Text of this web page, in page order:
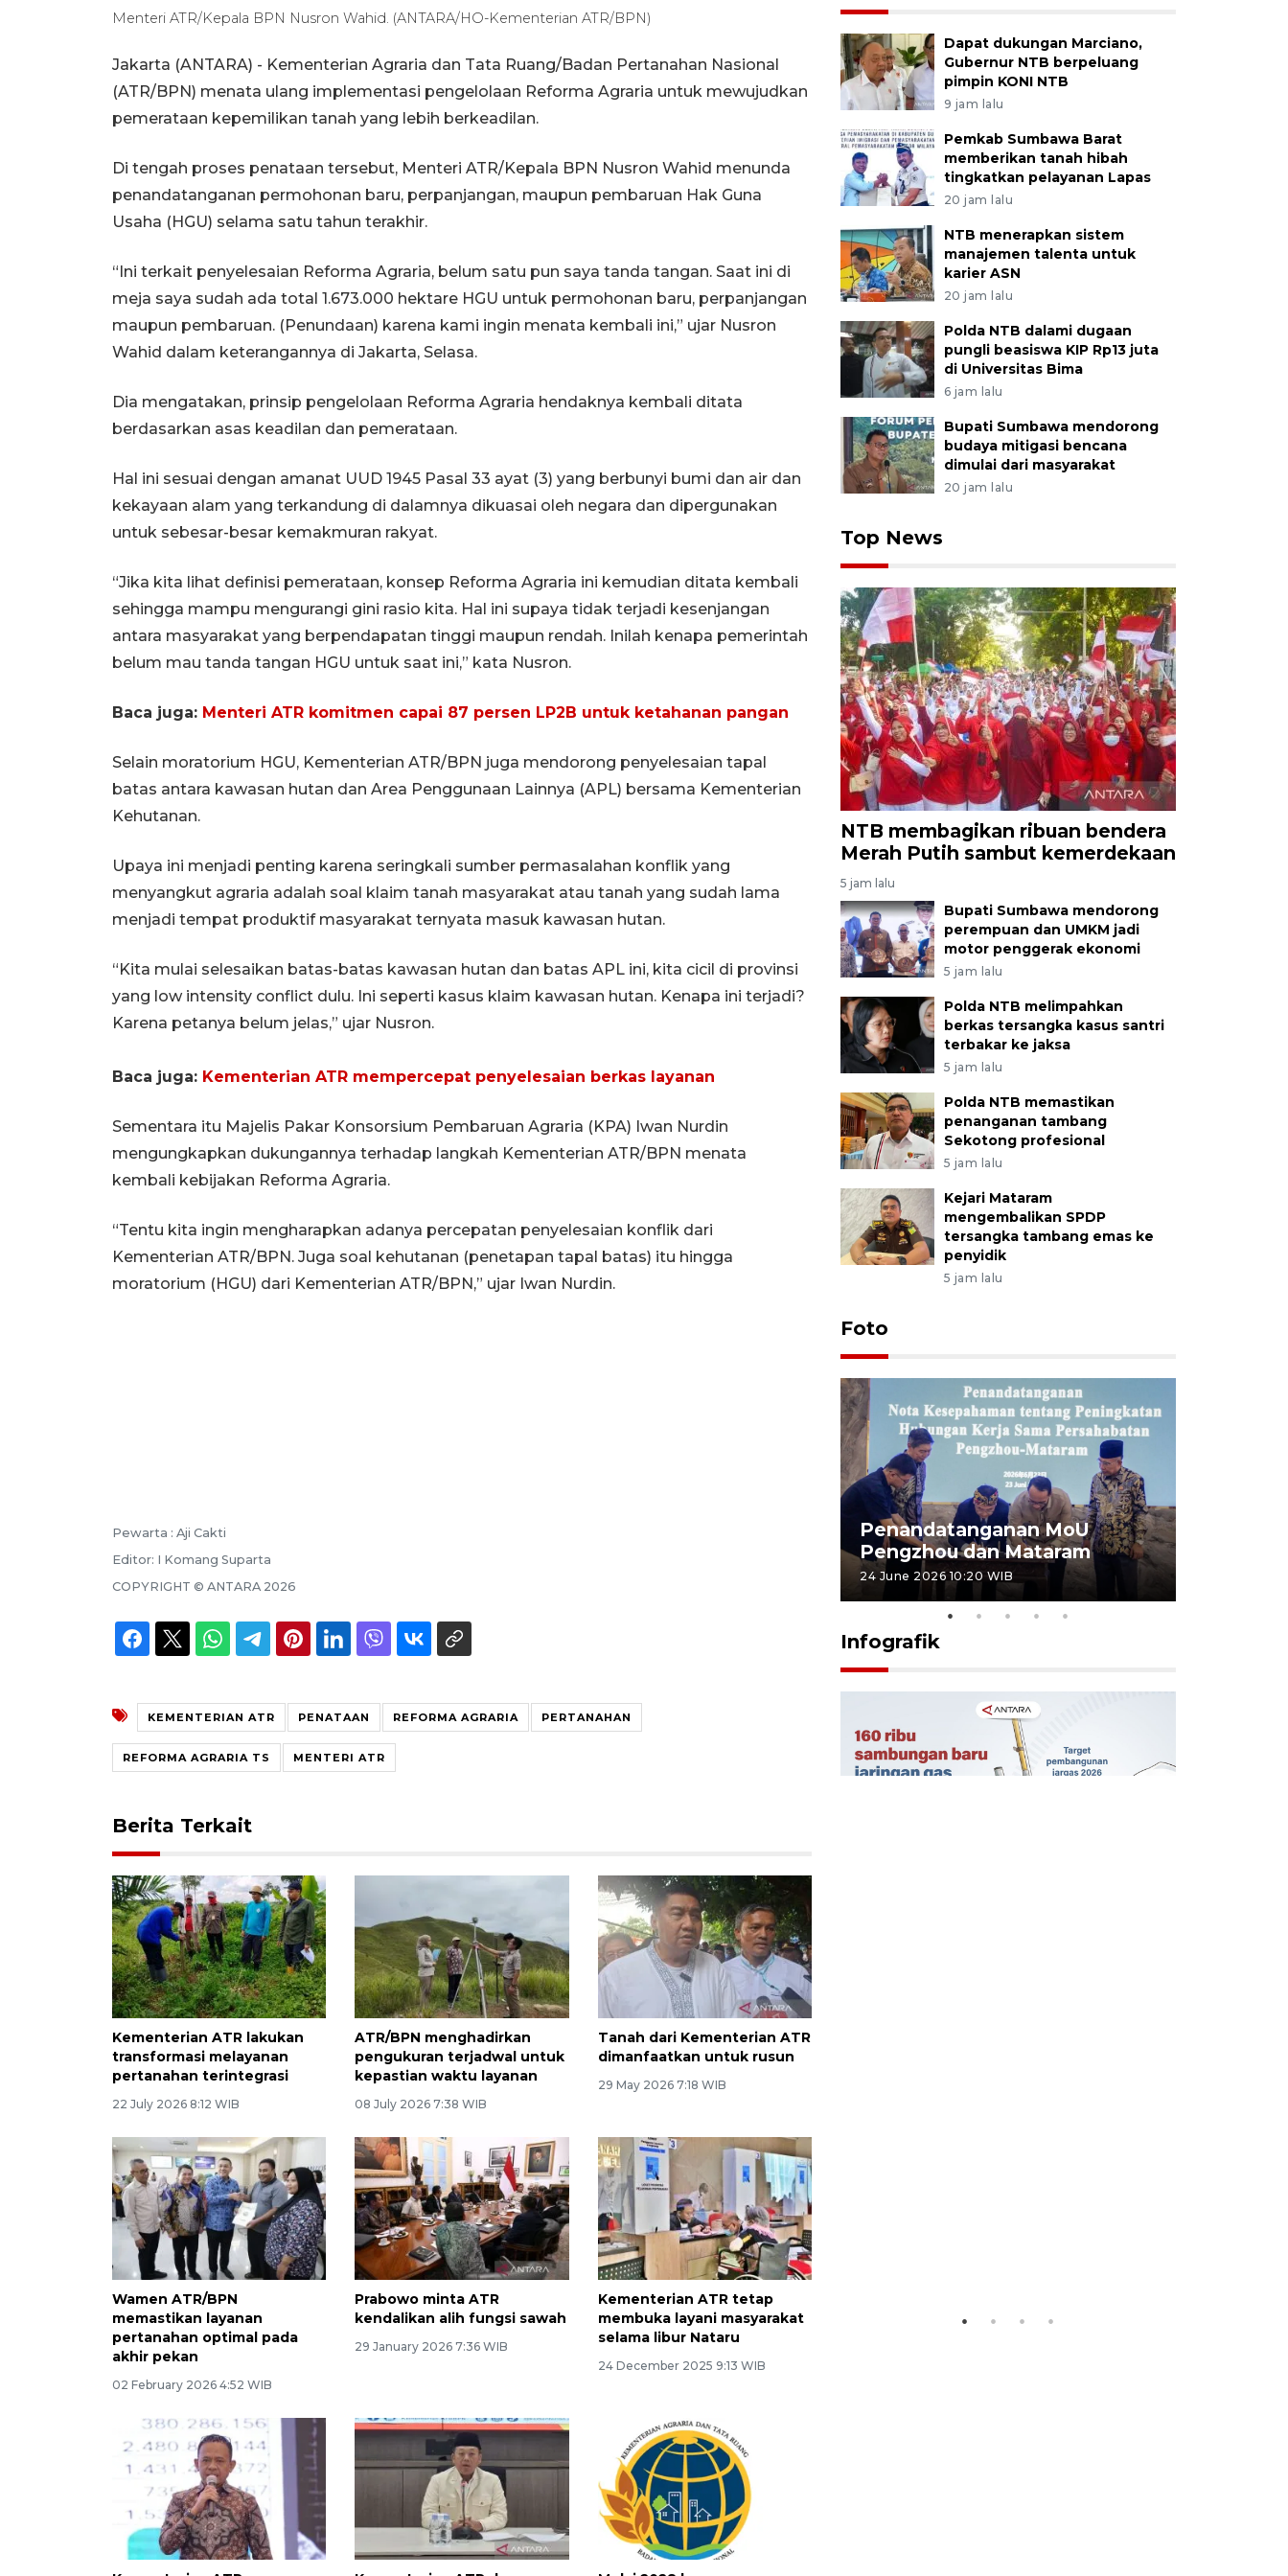
Menteri ATR/Kepala BPN Nusron Wahid. (ANTARA/HO-Kementerian ATR/BPN)
Jakarta (ANTARA) - Kementerian Agraria dan Tata Ruang/Badan Pertanahan Nasional
(ATR/BPN) menata ulang implementasi pengelolaan Reforma Agraria untuk mewujudkan
pemerataan kepemilikan tanah yang lebih berkeadilan.
Di tengah proses penataan tersebut, Menteri ATR/Kepala BPN Nusron Wahid menunda
penandatanganan permohonan baru, perpanjangan, maupun pembaruan Hak Guna
Usaha (HGU) selama satu tahun terakhir.
“Ini terkait penyelesaian Reforma Agraria, belum satu pun saya tanda tangan. Saat ini di
meja saya sudah ada total 1.673.000 hektare HGU untuk permohonan baru, perpanjangan
maupun pembaruan. (Penundaan) karena kami ingin menata kembali ini,” ujar Nusron
Wahid dalam keterangannya di Jakarta, Selasa.
Dia mengatakan, prinsip pengelolaan Reforma Agraria hendaknya kembali ditata
berdasarkan asas keadilan dan pemerataan.
Hal ini sesuai dengan amanat UUD 1945 Pasal 33 ayat (3) yang berbunyi bumi dan air dan
kekayaan alam yang terkandung di dalamnya dikuasai oleh negara dan dipergunakan
untuk sebesar-besar kemakmuran rakyat.
“Jika kita lihat definisi pemerataan, konsep Reforma Agraria ini kemudian ditata kembali
sehingga mampu mengurangi gini rasio kita. Hal ini supaya tidak terjadi kesenjangan
antara masyarakat yang berpendapatan tinggi maupun rendah. Inilah kenapa pemerintah
belum mau tanda tangan HGU untuk saat ini,” kata Nusron.
Baca juga: Menteri ATR komitmen capai 87 persen LP2B untuk ketahanan pangan
Selain moratorium HGU, Kementerian ATR/BPN juga mendorong penyelesaian tapal
batas antara kawasan hutan dan Area Penggunaan Lainnya (APL) bersama Kementerian
Kehutanan.
Upaya ini menjadi penting karena seringkali sumber permasalahan konflik yang
menyangkut agraria adalah soal klaim tanah masyarakat atau tanah yang sudah lama
menjadi tempat produktif masyarakat ternyata masuk kawasan hutan.
“Kita mulai selesaikan batas-batas kawasan hutan dan batas APL ini, kita cicil di provinsi
yang low intensity conflict dulu. Ini seperti kasus klaim kawasan hutan. Kenapa ini terjadi?
Karena petanya belum jelas,” ujar Nusron.
Baca juga: Kementerian ATR mempercepat penyelesaian berkas layanan
Sementara itu Majelis Pakar Konsorsium Pembaruan Agraria (KPA) Iwan Nurdin
mengungkapkan dukungannya terhadap langkah Kementerian ATR/BPN menata
kembali kebijakan Reforma Agraria.
“Tentu kita ingin mengharapkan adanya percepatan penyelesaian konflik dari
Kementerian ATR/BPN. Juga soal kehutanan (penetapan tapal batas) itu hingga
moratorium (HGU) dari Kementerian ATR/BPN,” ujar Iwan Nurdin.
Pewarta : Aji Cakti
Editor: I Komang Suparta
COPYRIGHT © ANTARA 2026
KEMENTERIAN ATR PENATAAN REFORMA AGRARIA PERTANAHAN
REFORMA AGRARIA TS MENTERI ATR
Berita Terkait
Kementerian ATR lakukan
transformasi melayanan
pertanahan terintegrasi
22 July 2026 8:12 WIB
ATR/BPN menghadirkan
pengukuran terjadwal untuk
kepastian waktu layanan
08 July 2026 7:38 WIB
Tanah dari Kementerian ATR
dimanfaatkan untuk rusun
29 May 2026 7:18 WIB
Wamen ATR/BPN
memastikan layanan
pertanahan optimal pada
akhir pekan
02 February 2026 4:52 WIB
Prabowo minta ATR
kendalikan alih fungsi sawah
29 January 2026 7:36 WIB
Kementerian ATR tetap
membuka layani masyarakat
selama libur Nataru
24 December 2025 9:13 WIB
Dapat dukungan Marciano,
Gubernur NTB berpeluang
pimpin KONI NTB
9 jam lalu
Pemkab Sumbawa Barat
memberikan tanah hibah
tingkatkan pelayanan Lapas
20 jam lalu
NTB menerapkan sistem
manajemen talenta untuk
karier ASN
20 jam lalu
Polda NTB dalami dugaan
pungli beasiswa KIP Rp13 juta
di Universitas Bima
6 jam lalu
Bupati Sumbawa mendorong
budaya mitigasi bencana
dimulai dari masyarakat
20 jam lalu
Top News
NTB membagikan ribuan bendera
Merah Putih sambut kemerdekaan
5 jam lalu
Bupati Sumbawa mendorong
perempuan dan UMKM jadi
motor penggerak ekonomi
5 jam lalu
Polda NTB melimpahkan
berkas tersangka kasus santri
terbakar ke jaksa
5 jam lalu
Polda NTB memastikan
penanganan tambang
Sekotong profesional
5 jam lalu
Kejari Mataram
mengembalikan SPDP
tersangka tambang emas ke
penyidik
5 jam lalu
Foto
Penandatanganan MoU
Pengzhou dan Mataram
24 June 2026 10:20 WIB
Infografik
Ekonomi triwulan II-2026
tumbuh 5,29 persen